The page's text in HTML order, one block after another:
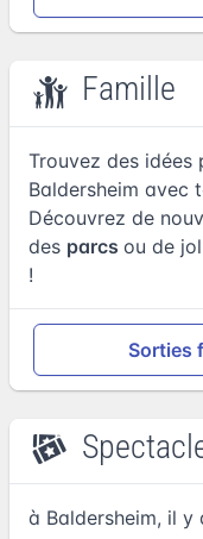
Famille
Trouvez des idées
Baldersheim avec
Découvrez de
des parcs ou de
!
Sorties
à Baldersheim, il y